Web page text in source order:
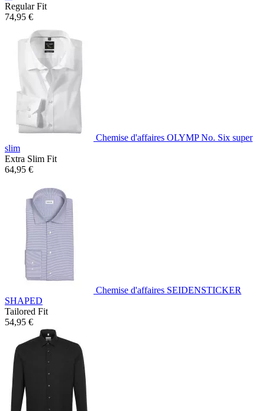
Regular Fit
74,95 €
Chemise d'affaires OLYMP No. Six super
slim
Extra Slim Fit
64,95 €
Chemise d'affaires SEIDENSTICKER
SHAPED
Tailored Fit
54,95 €